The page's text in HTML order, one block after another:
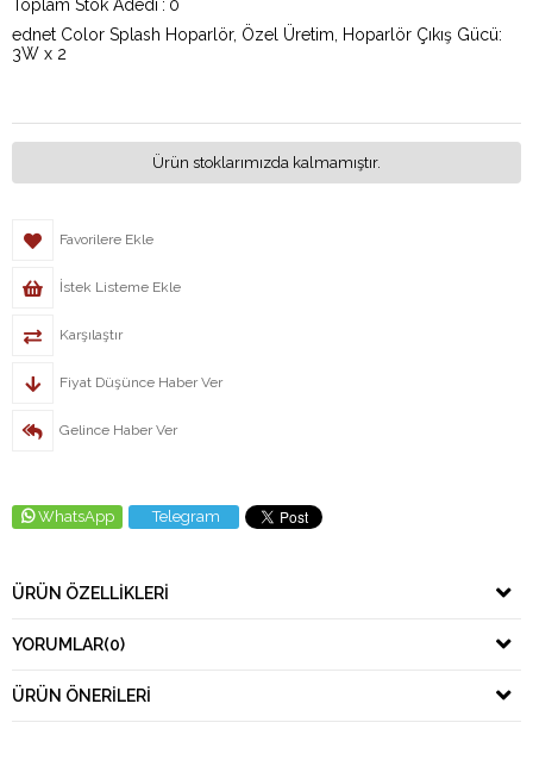
Toplam Stok Adedi : 0
ednet Color Splash Hoparlör, Özel Üretim, Hoparlör Çıkış Gücü:
3W x 2
Ürün stoklarımızda kalmamıştır.
Favorilere Ekle
İstek Listeme Ekle
Karşılaştır
Fiyat Düşünce Haber Ver
Gelince Haber Ver
WhatsApp Telegram
ÜRÜN ÖZELLIKLERI
YORUMLAR(0)
ÜRÜN ÖNERILERI